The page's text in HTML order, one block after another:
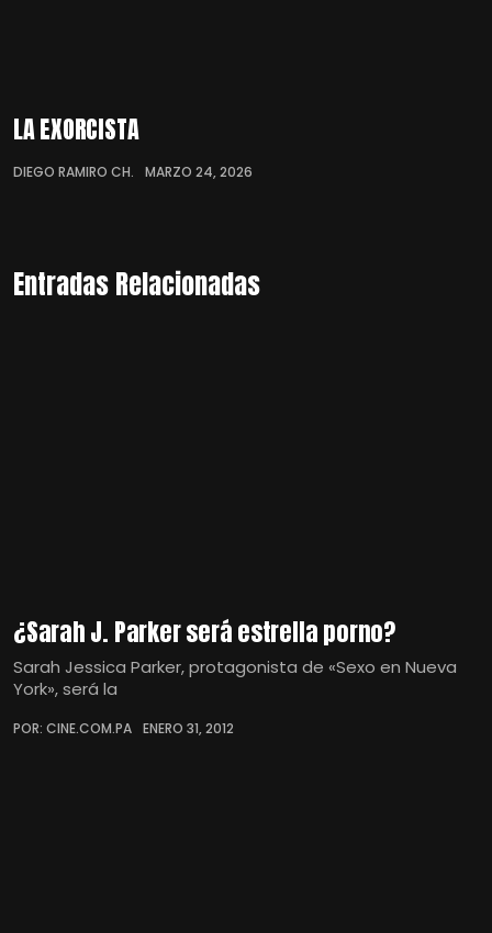
LA EXORCISTA
DIEGO RAMIRO CH. MARZO 24, 2026
Entradas Relacionadas
¿Sarah J. Parker será estrella porno?
Sarah Jessica Parker, protagonista de «Sexo en Nueva
York», será la
POR: CINE.COM.PA ENERO 31, 2012